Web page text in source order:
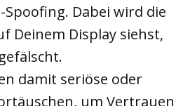
Spoofing. Dabei wird die
Deinem Display siehst,
damit seriöse oder
um Vertrauen